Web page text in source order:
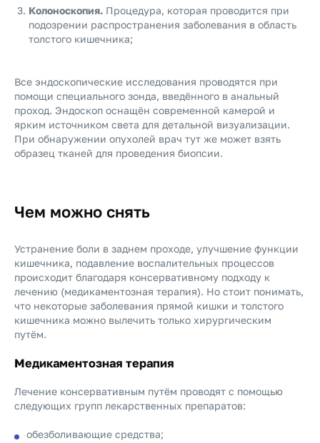
Колоноскопия. Процедура, которая проводится при
подозрении распространения заболевания в область
толстого кишечника;
Все эндоскопические исследования проводятся при
помощи специального зонда, введённого в анальный
проход. Эндоскоп оснащён современной камерой и
ярким источником света для детальной визуализации.
При обнаружении опухолей врач тут же может взять
образец тканей для проведения биопсии.
Чем можно снять
Устранение боли в заднем проходе, улучшение функции
кишечника, подавление воспалительных процессов
происходит благодаря консервативному подходу к
лечению (медикаментозная терапия). Но стоит понимать,
что некоторые заболевания прямой кишки и толстого
кишечника можно вылечить только хирургическим
путём.
Медикаментозная терапия
Лечение консервативным путём проводят с помощью
следующих групп лекарственных препаратов:
обезболивающие средства;